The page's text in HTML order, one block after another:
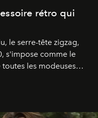
rétro qui
le serre-tête zigzag,
s'impose comme le
les modeuses